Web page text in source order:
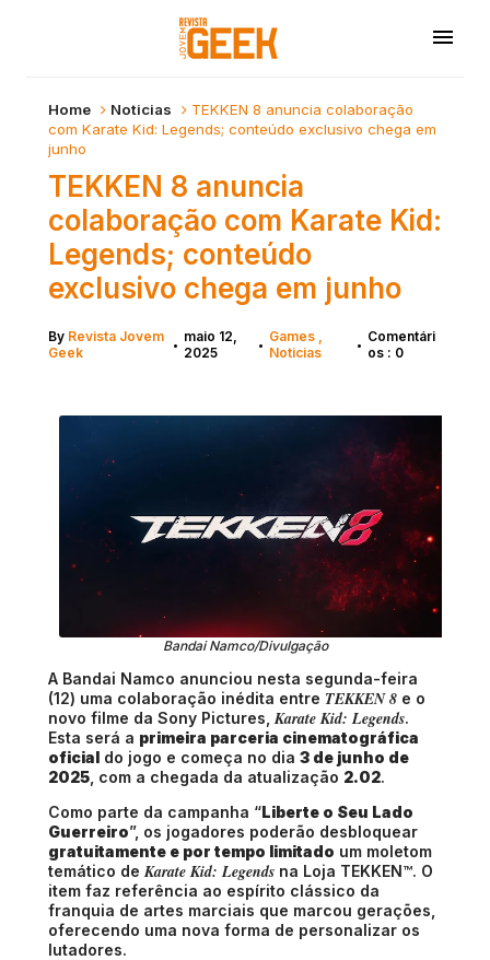
Home Noticias
TEKKEN 8 anuncia colaboração
com Karate Kid: Legends; conteúdo exclusivo chega em
junho
TEKKEN 8 anuncia
colaboração com Karate Kid:
Legends; conteúdo
exclusivo chega em junho
By Revista Jovem
Geek
• maio 12,
2025
• Games
Noticias
• Comentári
os : 0
Bandai Namco/Divulgação
A Bandai Namco anunciou nesta segunda-feira
(12) uma colaboração inédita entre TEKKEN 8 e o
novo filme da Sony Pictures, Karate Kid: Legends.
Esta será a primeira parceria cinematográfica
oficial do jogo e começa no dia 3 de junho de
2025 , com a chegada da atualização 2.02.
Como parte da campanha “Liberte o Seu Lado
Guerreiro”, os jogadores poderão desbloquear
gratuitamente e por tempo limitado um moletom
temático de Karate Kid: Legends na Loja TEKKEN™. O
item faz referência ao espírito clássico da
franquia de artes marciais que marcou gerações,
oferecendo uma nova forma de personalizar os
lutadores.